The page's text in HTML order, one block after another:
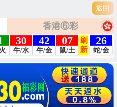
返回
香港⑥彩